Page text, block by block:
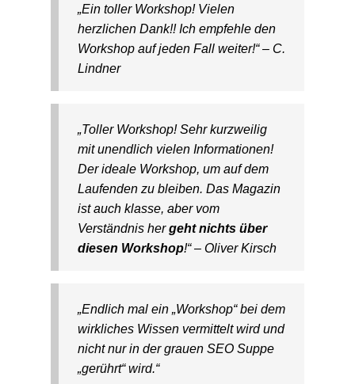
„Ein toller Workshop! Vielen
herzlichen Dank!! Ich empfehle den
Workshop auf jeden Fall weiter!“ – C.
Lindner
„Toller Workshop! Sehr kurzweilig
mit unendlich vielen Informationen!
Der ideale Workshop, um auf dem
Laufenden zu bleiben. Das Magazin
ist auch klasse, aber vom
Verständnis hergeht nichts über
diesen Workshop!“ – Oliver Kirsch
„Endlich mal ein „Workshop“ bei dem
wirkliches Wissen vermittelt wird und
nicht nur in der grauen SEO Suppe
„gerührt“ wird.“